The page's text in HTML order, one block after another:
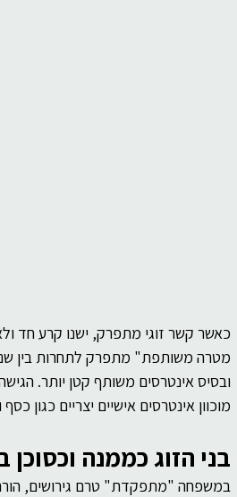
כאשר קשר זוגי מתפרק, ישנו קרע חד
מטרה משותפת" מתפרק לתחרות בין
ובסיס אינטרסים משותף קטן יותר.
מוכוון אינטרסים אישיים יצריים
בני הזוג כממנה
במשפחה "מתפקדת" טרם גירושים,